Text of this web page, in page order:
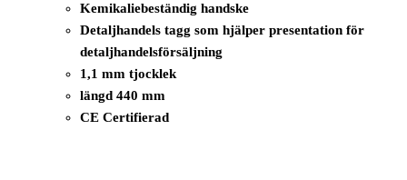
Kemikaliebeständig handske
Detaljhandels tagg som hjälper presentation för
detaljhandelsförsäljning
1,1 mm tjocklek
längd 440 mm
CE Certifierad